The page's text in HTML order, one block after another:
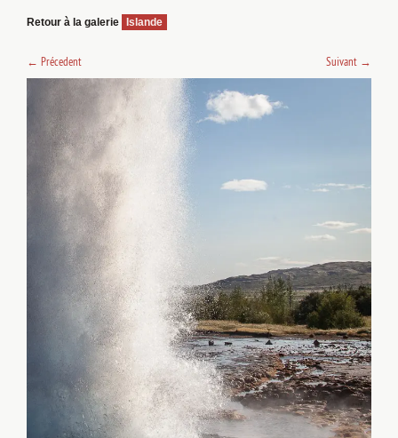
Retour à la galerie Islande
← Précedent Suivant →